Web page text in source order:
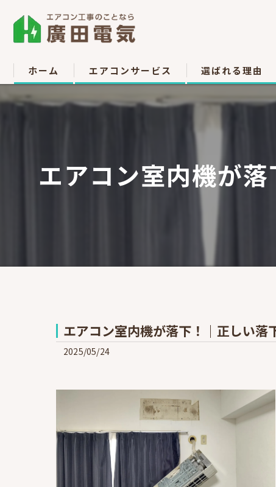
ホーム エアコンサービス
エアコン取付
エアコン移設
選ばれる理由
エアコン室内機が
エアコン室内機が落下！｜正しい
2025/05/24